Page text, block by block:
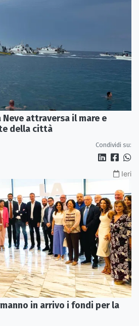
Neve attraversa il mare e
della città
Condividi su:
Ieri
in arrivo i fondi per la